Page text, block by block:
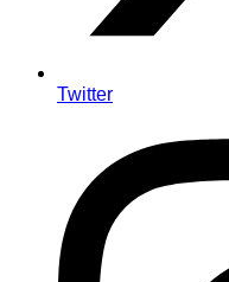
Twitter